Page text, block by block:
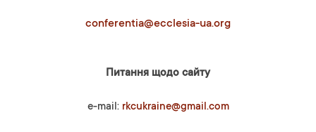
conferentia@ecclesia-ua.org
Питання щодо сайту
e-mail: rkcukraine@gmail.com